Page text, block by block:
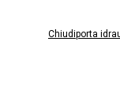
Chiudiporta